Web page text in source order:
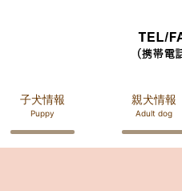
子犬情報
Puppy
親犬情報
Adult dog